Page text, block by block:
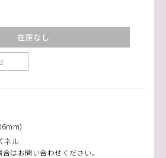
在庫なし
ネル
はお問い合わせください。